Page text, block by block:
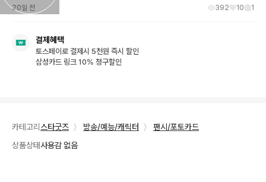
20일 전 392 10 1
결제혜택
토스페이로 결제시 5천원 즉시 할인
삼성카드 링크 10% 청구할인
카테고리 스타굿즈 〉 방송/예능/캐릭터 〉
팬시/포토카드
상품상태사용감 없음